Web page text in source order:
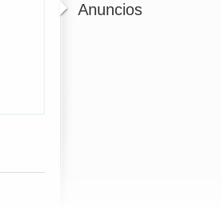
Anuncios